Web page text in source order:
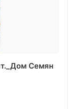
Семян